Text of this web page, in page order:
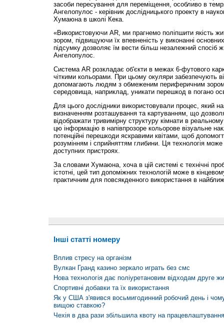
засоби пересування для переміщення, особливо в
Ангелопулос - керівник дослідницького проекту в
Хумаюна в школі Кека.
«Використовуючи AR, ми прагнемо поліпшити якість
зором, підвищуючи їх впевненість у виконанні
підсумку дозволяє їм вести більш незалежний спосіб
Ангелопулос.
Система AR розкладає об'єкти в межах 6-футового
чіткими кольорами. При цьому окуляри забезпечують
допомагають людям з обмеженим периферичним зором
середовища, наприклад, уникати перешкод в погано
Для цього дослідники використовували процес, який
визначенням розташування та картуванням, що
відображати тривимірну структуру кімнати в
цю інформацію в напівпрозоре кольорове візуальне
потенційні перешкоди яскравими квітами, щоб
розумінням і сприйняттям глибини. Ця технологія
доступних пристроях.
За словами Хумаюна, хоча в цій системі є технічні
істотні, цей тип допоміжних технологій може в
практичним для повсякденного використання в
Інші статті номеру
Вплив стресу на організм
Вулкан Гранд казино зеркало играть без смс
Нова технологія дає поліуретановим відходам друге
Спортивні добавки та їх використання
Як у США з'явився восьмигодинний робочий день і
вищою ставкою?
Чехія в два рази збільшила квоту на працевлаштування